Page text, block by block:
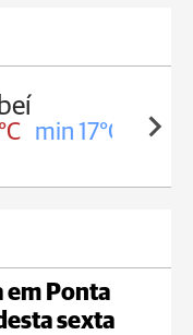
min 17°C
em Ponta
sexta